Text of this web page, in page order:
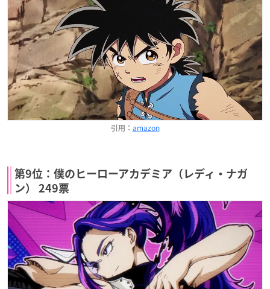
引用： amazon
第9位：僕のヒーローアカデミア（レディ・ナガ
ン） 249票